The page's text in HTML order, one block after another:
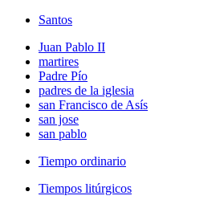
Santos
Juan Pablo II
martires
Padre Pío
padres de la iglesia
san Francisco de Asís
san jose
san pablo
Tiempo ordinario
Tiempos litúrgicos